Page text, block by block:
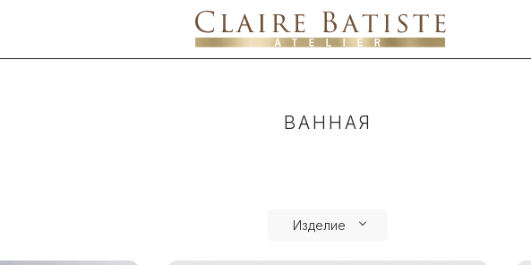
ВАННАЯ
Изделие